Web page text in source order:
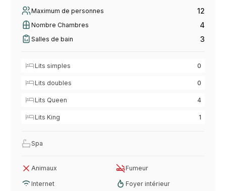
Maximum de personnes 12
Nombre Chambres 4
Salles de bain 3
Lits simples 0
Lits doubles 0
Lits Queen 4
Lits King 1
Spa
Animaux Fumeur
Internet Foyer intérieur